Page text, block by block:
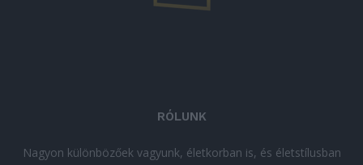
RÓLUNK
Nagyon különbözőek vagyunk, életkorban is, és életstílusban